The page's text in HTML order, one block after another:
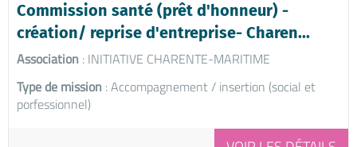
Commission santé (prêt d'honneur) -
création/ reprise d'entreprise- Charen...
Association : INITIATIVE CHARENTE-MARITIME
Type de mission : Accompagnement / insertion (social et
porfessionnel)